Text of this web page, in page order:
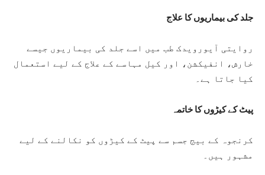
جلد کی بیماریوں کا علاج
روایتی آیورویدک طب میں اسے جلد کی بیماریوں جیسے
خارش، انفیکشن، اور کیل مہاسے کے علاج کے لیے استعمال
کیا جاتا ہے۔
پیٹ کے کیڑوں کا خاتمہ
کرنجوہ کے بیج جسم سے پیٹ کے کیڑوں کو نکالنے کے لیے
مشہور ہیں۔